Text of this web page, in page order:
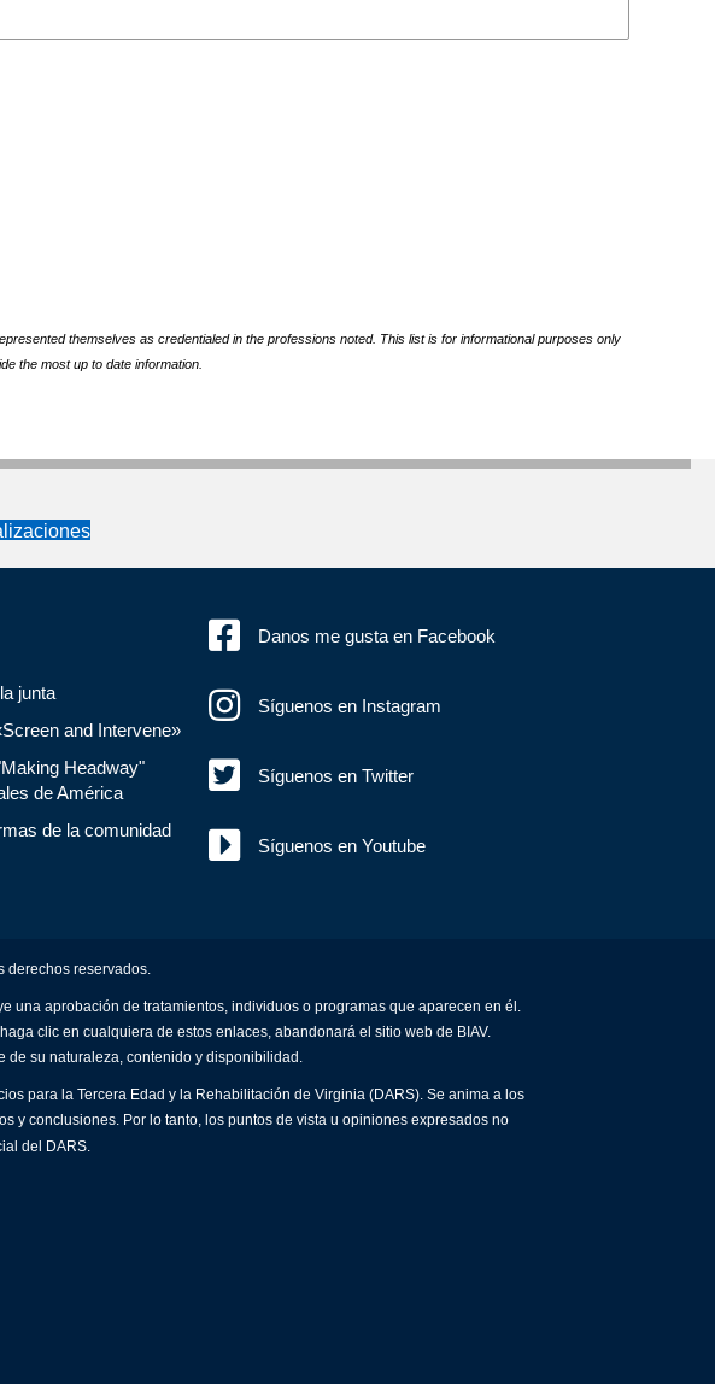
themselves as credentialed in the professions noted. This list is for informational purposes only
the most up to date information.
junta
and Intervene»
Headway"
de América
de la comunidad
Danos me gusta en Facebook
Síguenos en Instagram
Síguenos en Twitter
Síguenos en Youtube
derechos reservados.
una aprobación de tratamientos, individuos o programas que aparecen en él.
clic en cualquiera de estos enlaces, abandonará el sitio web de BIAV.
su naturaleza, contenido y disponibilidad.
para la Tercera Edad y la Rehabilitación de Virginia (DARS). Se anima a los
y conclusiones. Por lo tanto, los puntos de vista u opiniones expresados no
del DARS.